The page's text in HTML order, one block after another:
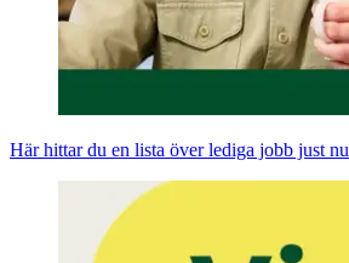
Här hittar du en lista över lediga jobb just nu